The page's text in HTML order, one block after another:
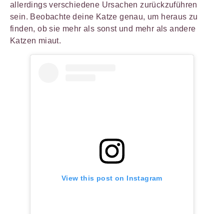
allerdings verschiedene Ursachen zurückzuführen
sein. Beobachte deine Katze genau, um heraus zu
finden, ob sie mehr als sonst und mehr als andere
Katzen miaut.
View this post on Instagram